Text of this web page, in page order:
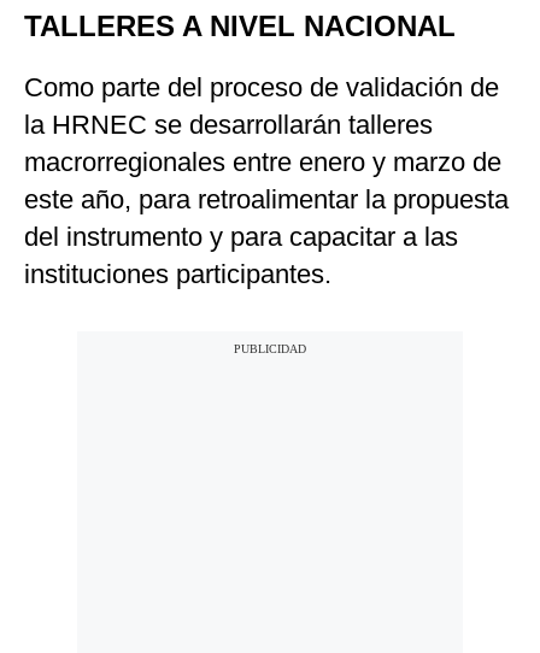
TALLERES A NIVEL NACIONAL
Como parte del proceso de validación de
la HRNEC se desarrollarán talleres
macrorregionales entre enero y marzo de
este año, para retroalimentar la propuesta
del instrumento y para capacitar a las
instituciones participantes.